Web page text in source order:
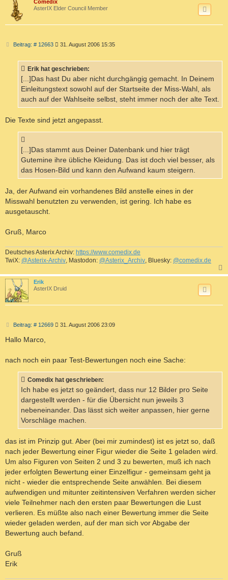
Comedix
AsterIX Elder Council Member
Beitrag: # 12663B
r
a
31. August 2006 15:35
Erik hat geschrieben:
[...]Das hast Du aber nicht durchgängig gemacht. In Deinem
Einleitungstext sowohl auf der Startseite der Miss-Wahl, als
auch auf der Wahlseite selbst, steht immer noch der alte Text.
Die Texte sind jetzt angepasst.
[...]Das stammt aus Deiner Datenbank und hier trägt
Gutemine ihre übliche Kleidung. Das ist doch viel besser, als
das Hosen-Bild und kann den Aufwand kaum steigern.
Ja, der Aufwand ein vorhandenes Bild anstelle eines in der
Misswahl benutzten zu verwenden, ist gering. Ich habe es
ausgetauscht.
Gruß, Marco
Deutsches Asterix Archiv: https://www.comedix.de
TwiX: @Asterix-Archiv, Mastodon: @Asterix_Archiv, Bluesky: @comedix.de
a
Erik
AsterIX Druid
Beitrag: # 12669B
g
31. August 2006 23:09
Hallo Marco,
nach noch ein paar Test-Bewertungen noch eine Sache:
Comedix hat geschrieben:
Ich habe es jetzt so geändert, dass nur 12 Bilder pro Seite
dargestellt werden - für die Übersicht nun jeweils 3
nebeneinander. Das lässt sich weiter anpassen, hier gerne
Vorschläge machen.
das ist im Prinzip gut. Aber (bei mir zumindest) ist es jetzt so, daß
nach jeder Bewertung einer Figur wieder die Seite 1 geladen wird.
Um also Figuren von Seiten 2 und 3 zu bewerten, muß ich nach
jeder erfolgten Bewertung einer Einzelfigur - gemeinsam geht ja
nicht - wieder die entsprechende Seite anwählen. Bei diesem
aufwendigen und mitunter zeitintensiven Verfahren werden sicher
viele Teilnehmer nach den ersten paar Bewertungen die Lust
verlieren. Es müßte also nach einer Bewertung immer die Seite
wieder geladen werden, auf der man sich vor Abgabe der
Bewertung auch befand.
Gruß
Erik